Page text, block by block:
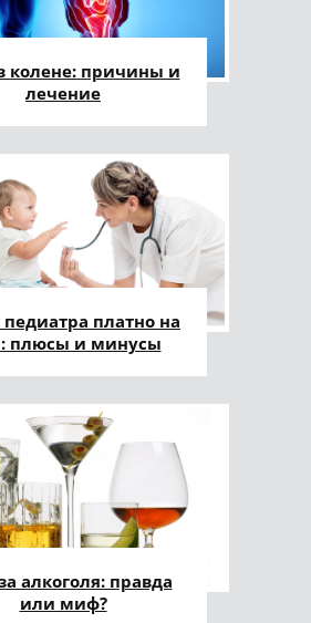
колене: причины и
лечение
платно на
плюсы и минусы
алкоголя: правда
или миф?